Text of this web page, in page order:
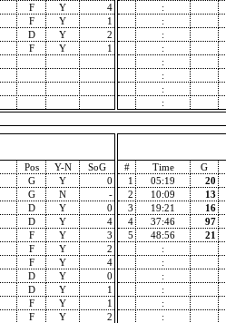
F Y
4
F Y
1
D Y
2
F Y 1
:
:
:
:
:
:
:
:
Pos Y-N
SoG
G Y
0
G N
-
D Y
0
D Y
4
F Y
3
F Y
2
F Y
4
D Y
0
D Y
1
F Y
1
F Y
2
# Time G
1
05:19 20
2
10:09 13
3
19:21 16
4
37:46 97
5
48:56 21
:
:
:
:
:
: